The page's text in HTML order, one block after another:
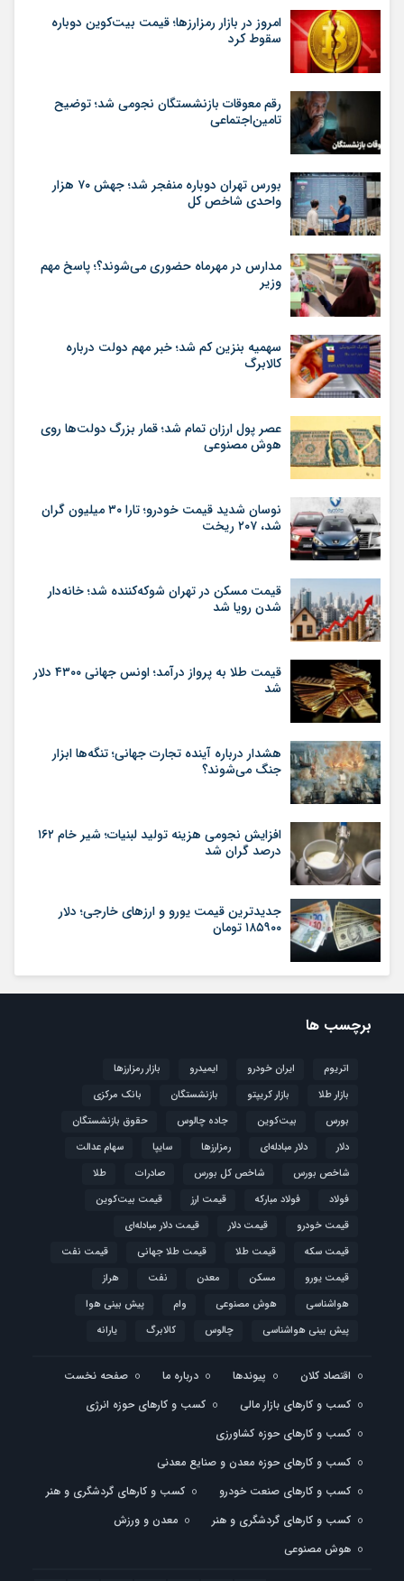
امروز در بازار رمزارزها؛ قیمت بیت‌کوین دوباره
سقوط کرد
رقم معوقات بازنشستگان نجومی شد؛ توضیح
تامین‌اجتماعی
بورس تهران دوباره منفجر شد؛ جهش ۷۰ هزار
واحدی شاخص کل
مدارس در مهرماه حضوری می‌شوند؟؛ پاسخ مهم
وزیر
سهمیه بنزین کم شد؛ خبر مهم دولت درباره
کالابرگ
عصر پول ارزان تمام شد؛ قمار بزرگ دولت‌ها روی
هوش مصنوعی
نوسان شدید قیمت خودرو؛ تارا ۳۰ میلیون گران
شد، ۲۰۷ ریخت
قیمت مسکن در تهران شوکه‌کننده شد؛ خانه‌دار
شدن رویا شد
قیمت طلا به پرواز درآمد؛ اونس جهانی ۴۳۰۰ دلار
شد
هشدار درباره آینده تجارت جهانی؛ تنگه‌ها ابزار
جنگ می‌شوند؟
افزایش نجومی هزینه تولید لبنیات؛ شیر خام ۱۶۲
درصد گران شد
جدیدترین قیمت یورو و ارزهای خارجی؛ دلار
۱۸۵۹۰۰ تومان
برچسب ها
اتریوم ایران خودرو ایمیدرو
بازار رمزارزها
بازار طلا
بازار کریپتو بازنشستگان
بانک مرکزی
بورس
بیت‌کوین جاده چالوس
حقوق بازنشستگان
دلار
دلار مبادله‌ای رمزارزها سایپا
سهام عدالت
شاخص بورس
شاخص کل بورس صادرات
طلا
فولاد
فولاد مبارکه قیمت ارز
قیمت بیت‌کوین
قیمت خودرو
قیمت دلار
قیمت دلار مبادله‌ای
قیمت سکه
قیمت طلا قیمت طلا جهانی
قیمت نفت
قیمت یورو
مسکن معدن نفت
هراز
هواشناسی
هوش مصنوعی وام
پیش بینی هوا
پیش بینی هواشناسی
چالوس کالابرگ یارانه
اقتصاد کلان پیوندها درباره ما
صفحه نخست
کسب و کارهای بازار مالی
کسب و کارهای حوزه انرژی
کسب و کارهای حوزه کشاورزی
کسب و کارهای حوزه معدن و صنایع معدنی
کسب و کارهای صنعت خودرو
کسب و کارهای گردشگری و هنر
کسب و کارهای گردشگری و هنر
معدن و ورزش
هوش مصنوعی